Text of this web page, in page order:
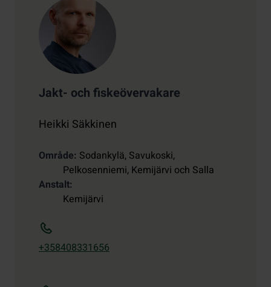
Jakt- och fiskeövervakare
Heikki Säkkinen
Område Sodankylä, Savukoski,
Pelkosenniemi, Kemijärvi och Salla
Anstalt
Kemijärvi
+358408331656